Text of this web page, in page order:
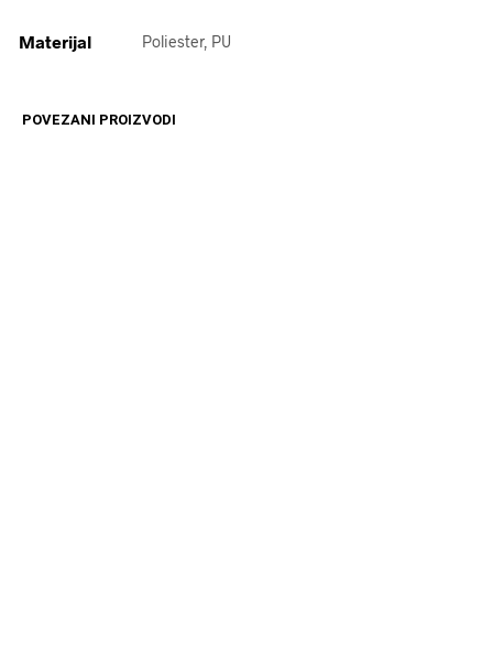
Materijal Poliester, PU
POVEZANI PROIZVODI